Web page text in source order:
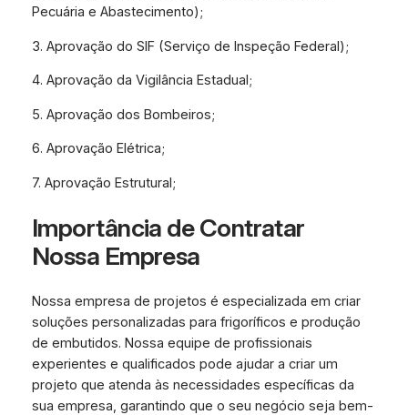
Pecuária e Abastecimento);
3. Aprovação do SIF (Serviço de Inspeção Federal);
4. Aprovação da Vigilância Estadual;
5. Aprovação dos Bombeiros;
6. Aprovação Elétrica;
7. Aprovação Estrutural;
Importância de Contratar
Nossa Empresa
Nossa empresa de projetos é especializada em criar
soluções personalizadas para frigoríficos e produção
de embutidos. Nossa equipe de profissionais
experientes e qualificados pode ajudar a criar um
projeto que atenda às necessidades específicas da
sua empresa, garantindo que o seu negócio seja bem-